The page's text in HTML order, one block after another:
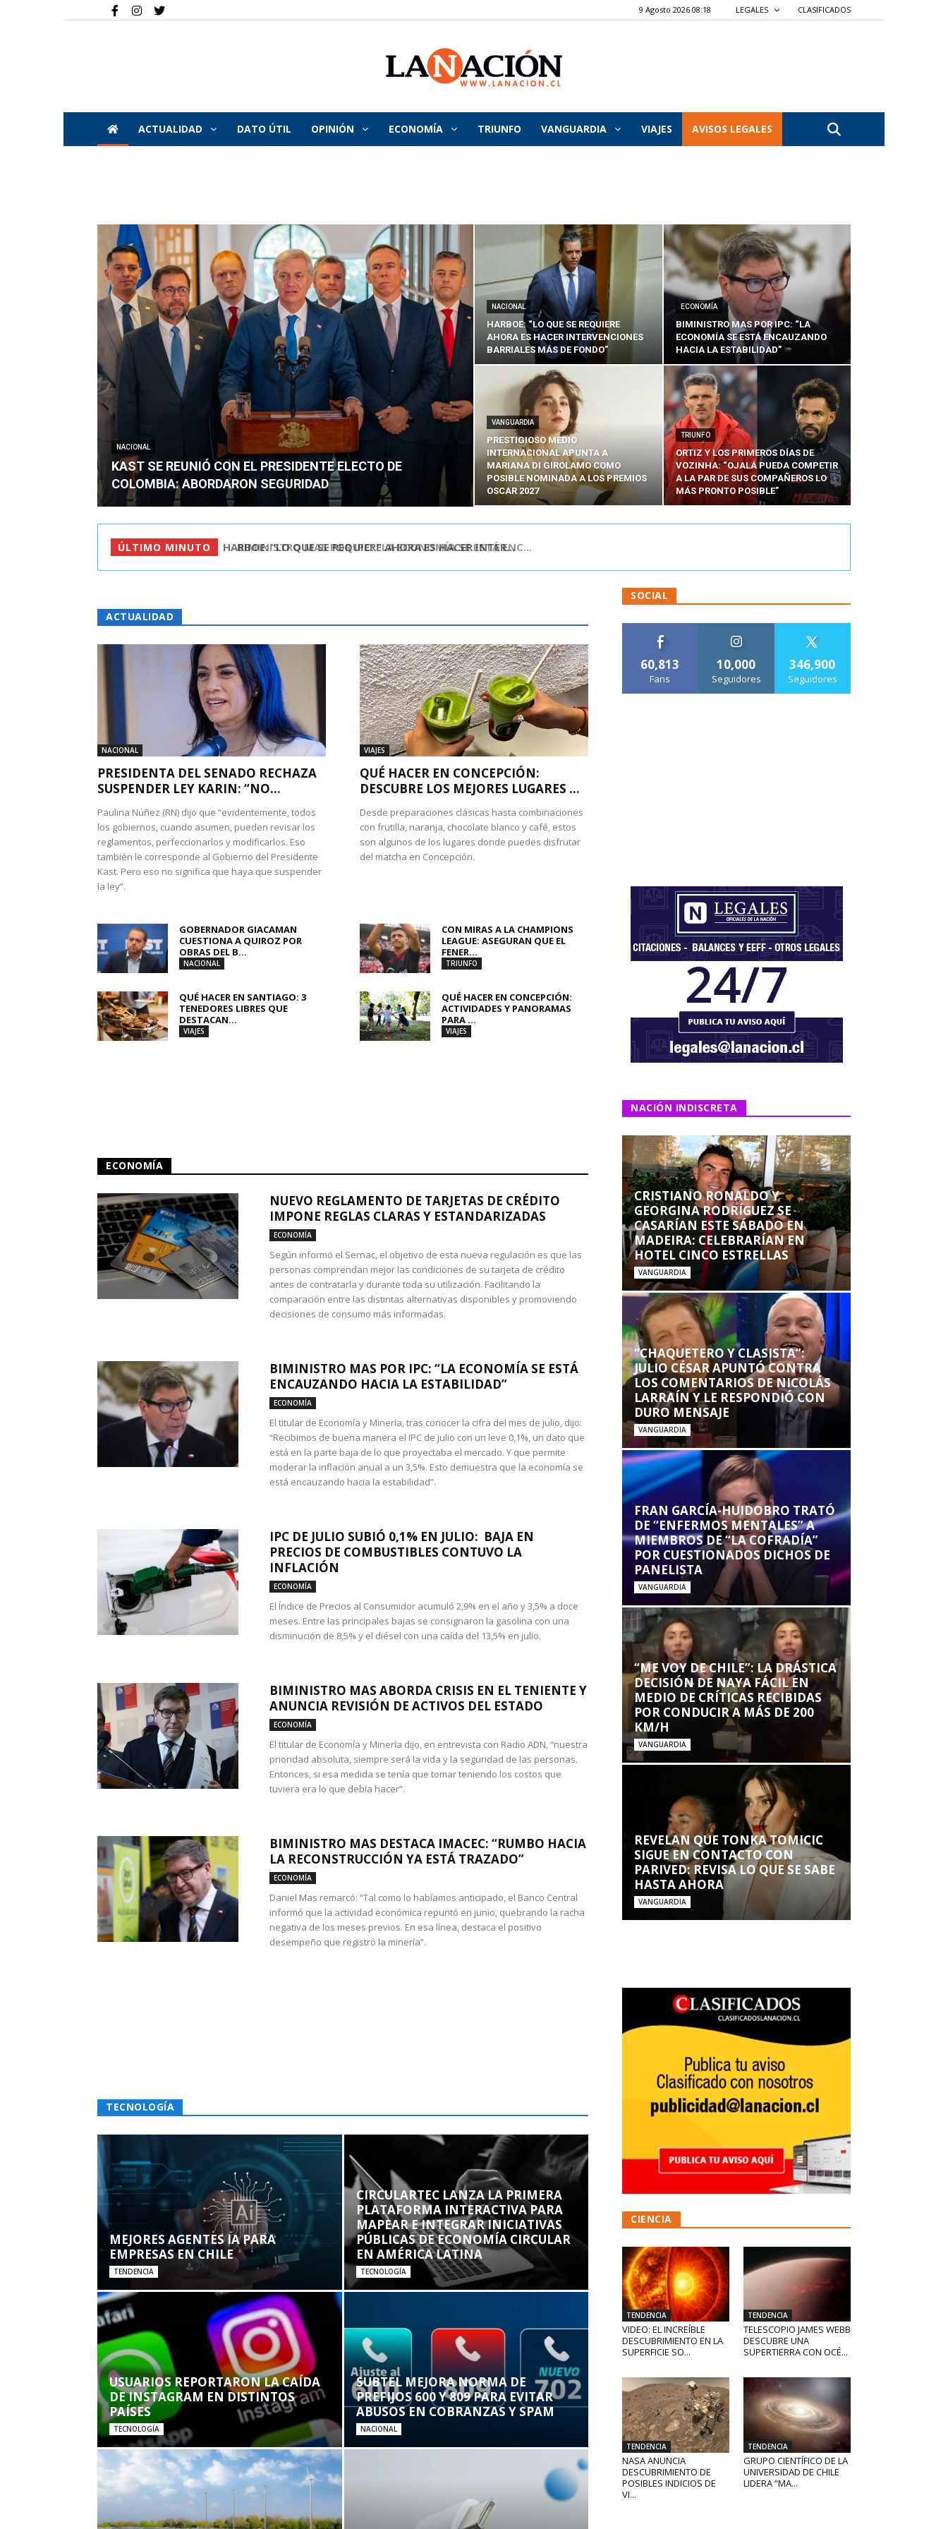
9 Agosto 2026 08:18 LEGALES CLASIFICADOS
La
Nación
ACTUALIDAD DATO ÚTIL OPINIÓN ECONOMÍA TRIUNFO VANGUARDIA VIAJES AVISOS LEGALES
NACIONAL
KAST SE REUNIÓ CON EL PRESIDENTE ELECTO DE
COLOMBIA: ABORDARON SEGURIDAD
NACIONAL
HARBOE: “LO QUE SE REQUIERE
AHORA ES HACER INTERVENCIONES
BARRIALES MÁS DE FONDO”
ECONOMÍA
BIMINISTRO MAS POR IPC: “LA
ECONOMÍA SE ESTÁ ENCAUZANDO
HACIA LA ESTABILIDAD”
VANGUARDIA
PRESTIGIOSO MEDIO
INTERNACIONAL APUNTA A
MARIANA DI GIROLAMO COMO
POSIBLE NOMINADA A LOS PREMIOS
OSCAR 2027
TRIUNFO
ORTIZ Y LOS PRIMEROS DÍAS DE
VOZINHA: “OJALÁ PUEDA COMPETIR
A LA PAR DE SUS COMPAÑEROS LO
MÁS PRONTO POSIBLE”
ÚLTIMO MINUTO BIMINISTRO MAS POR IPC: “LA ECONOMÍA SE ESTÁ ENC...
ACTUALIDAD
NACIONAL
PRESIDENTA DEL SENADO RECHAZA
SUSPENDER LEY KARIN: “NO...
Paulina Núñez (RN) dijo que “evidentemente, todos
los gobiernos, cuando asumen, pueden revisar los
reglamentos, perfeccionarlos y modificarlos. Eso
también le corresponde al Gobierno del Presidente
Kast. Pero eso no significa que haya que suspender
la ley”.
VIAJES
QUÉ HACER EN CONCEPCIÓN:
DESCUBRE LOS MEJORES LUGARES ...
Desde preparaciones clásicas hasta combinaciones
con frutilla, naranja, chocolate blanco y café, estos
son algunos de los lugares donde puedes disfrutar
del matcha en Concepción.
GOBERNADOR GIACAMAN
CUESTIONA A QUIROZ POR
OBRAS DEL B...
NACIONAL
CON MIRAS A LA CHAMPIONS
LEAGUE: ASEGURAN QUE EL
FENER...
TRIUNFO
QUÉ HACER EN SANTIAGO: 3
TENEDORES LIBRES QUE
DESTACAN...
VIAJES
QUÉ HACER EN CONCEPCIÓN:
ACTIVIDADES Y PANORAMAS
PARA ...
VIAJES
ECONOMÍA
NUEVO REGLAMENTO DE TARJETAS DE CRÉDITO
IMPONE REGLAS CLARAS Y ESTANDARIZADAS
ECONOMÍA
Según informó el Sernac, el objetivo de esta nueva regulación es que las
personas comprendan mejor las condiciones de su tarjeta de crédito
antes de contratarla y durante toda su utilización. Facilitando la
comparación entre las distintas alternativas disponibles y promoviendo
decisiones de consumo más informadas.
BIMINISTRO MAS POR IPC: “LA ECONOMÍA SE ESTÁ
ENCAUZANDO HACIA LA ESTABILIDAD”
ECONOMÍA
El titular de Economía y Minería, tras conocer la cifra del mes de julio, dijo:
“Recibimos de buena manera el IPC de julio con un leve 0,1%, un dato que
está en la parte baja de lo que proyectaba el mercado. Y que permite
moderar la inflación anual a un 3,5%. Esto demuestra que la economía se
está encauzando hacia la estabilidad”.
IPC DE JULIO SUBIÓ 0,1% EN JULIO: BAJA EN
PRECIOS DE COMBUSTIBLES CONTUVO LA
INFLACIÓN
ECONOMÍA
El Índice de Precios al Consumidor acumuló 2,9% en el año y 3,5% a doce
meses. Entre las principales bajas se consignaron la gasolina con una
disminución de 8,5% y el diésel con una caída del 13,5% en julio.
BIMINISTRO MAS ABORDA CRISIS EN EL TENIENTE Y
ANUNCIA REVISIÓN DE ACTIVOS DEL ESTADO
ECONOMÍA
El titular de Economía y Minería dijo, en entrevista con Radio ADN, “nuestra
prioridad absoluta, siempre será la vida y la seguridad de las personas.
Entonces, si esa medida se tenía que tomar teniendo los costos que
tuviera era lo que debía hacer”.
BIMINISTRO MAS DESTACA IMACEC: “RUMBO HACIA
LA RECONSTRUCCIÓN YA ESTÁ TRAZADO”
ECONOMÍA
Daniel Mas remarcó: “Tal como lo habíamos anticipado, el Banco Central
informó que la actividad económica repuntó en junio, quebrando la racha
negativa de los meses previos. En esa línea, destaca el positivo
desempeño que registró la minería”.
TECNOLOGÍA
MEJORES AGENTES IA PARA
EMPRESAS EN CHILE
TENDENCIA
CIRCULARTEC LANZA LA PRIMERA
PLATAFORMA INTERACTIVA PARA
MAPEAR E INTEGRAR INICIATIVAS
PÚBLICAS DE ECONOMÍA CIRCULAR
EN AMÉRICA LATINA
TECNOLOGÍA
USUARIOS REPORTARON LA CAÍDA
DE INSTAGRAM EN DISTINTOS
PAÍSES
TECNOLOGÍA
SUBTEL MEJORA NORMA DE
PREFIJOS 600 Y 809 PARA EVITAR
ABUSOS EN COBRANZAS Y SPAM
NACIONAL
SOCIAL
60,813
Fans
10,000
Seguidores
346,900
Seguidores
NACIÓN INDISCRETA
CRISTIANO RONALDO Y
GEORGINA RODRÍGUEZ SE
CASARÍAN ESTE SÁBADO EN
MADEIRA: CELEBRARÍAN EN
HOTEL CINCO ESTRELLAS
VANGUARDIA
“CHAQUETERO Y CLASISTA”:
JULIO CÉSAR APUNTÓ CONTRA
LOS COMENTARIOS DE NICOLÁS
LARRAÍN Y LE RESPONDIÓ CON
DURO MENSAJE
VANGUARDIA
FRAN GARCÍA-HUIDOBRO TRATÓ
DE “ENFERMOS MENTALES” A
MIEMBROS DE “LA COFRADÍA”
POR CUESTIONADOS DICHOS DE
PANELISTA
VANGUARDIA
“ME VOY DE CHILE”: LA DRÁSTICA
DECISIÓN DE NAYA FÁCIL EN
MEDIO DE CRÍTICAS RECIBIDAS
POR CONDUCIR A MÁS DE 200
KM/H
VANGUARDIA
REVELAN QUE TONKA TOMICIC
SIGUE EN CONTACTO CON
PARIVED: REVISA LO QUE SE SABE
HASTA AHORA
VANGUARDIA
CIENCIA
TENDENCIA
VIDEO: EL INCREÍBLE
DESCUBRIMIENTO EN LA
SUPERFICIE SO...
TENDENCIA
TELESCOPIO JAMES WEBB
DESCUBRE UNA
SUPERTIERRA CON OCÉ...
TENDENCIA
NASA ANUNCIA
DESCUBRIMIENTO DE
POSIBLES INDICIOS DE
VI...
TENDENCIA
GRUPO CIENTÍFICO DE LA
UNIVERSIDAD DE CHILE
LIDERA “MA...